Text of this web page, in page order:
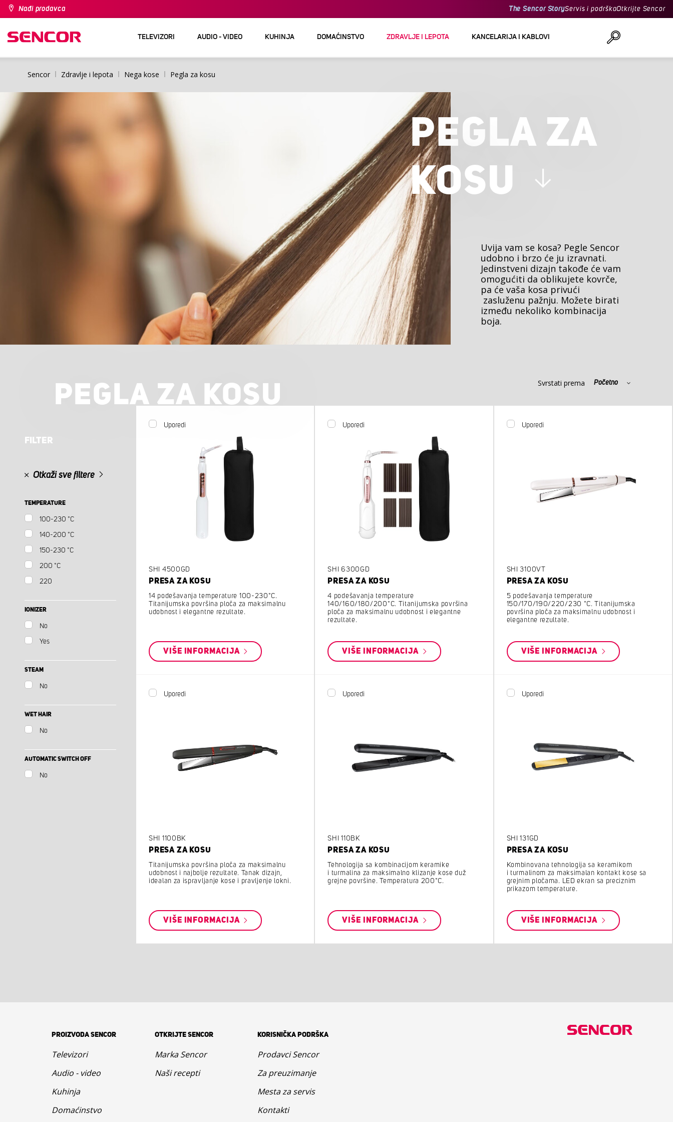
Nađi prodavca The Sencor StoryServis i podrškaOtkrijte Sencor
TELEVIZORI AUDIO - VIDEO KUHINJA DOMAĆINSTVO ZDRAVLJE I LEPOTA KANCELARIJA I KABLOVI
Sencor Zdravlje i lepota Nega kose Pegla za kosu
PEGLA ZA
KOSU
Uvija vam se kosa? Pegle Sencor
udobno i brzo će ju izravnati.
Jedinstveni dizajn takođe će vam
omogućiti da oblikujete kovrče,
pa će vaša kosa privući
zasluženu pažnju. Možete birati
između nekoliko kombinacija
boja.
PEGLA ZA KOSU Svrstati prema Početno
FILTER
Otkaži sve filtere
TEMPERATURE
100-230 °C
140-200 °C
150-230 °C
200 °C
220
IONIZER
No
Yes
STEAM
No
WET HAIR
No
AUTOMATIC SWITCH OFF
No
Uporedi
SHI 4500GD
PRESA ZA KOSU
14 podešavanja temperature 100-230°C.
Titanijumska površina ploča za maksimalnu
udobnost i elegantne rezultate.
VIŠE INFORMACIJA
Uporedi
SHI 6300GD
PRESA ZA KOSU
4 podešavanja temperature
140/160/180/200°C. Titanijumska površina
ploča za maksimalnu udobnost i elegantne
rezultate.
VIŠE INFORMACIJA
Uporedi
SHI 3100VT
PRESA ZA KOSU
5 podešavanja temperature
150/170/190/220/230 °C. Titanijumska
površina ploča za maksimalnu udobnost i
elegantne rezultate.
VIŠE INFORMACIJA
Uporedi
SHI 1100BK
PRESA ZA KOSU
Titanijumska površina ploča za maksimalnu
udobnost i najbolje rezultate. Tanak dizajn,
idealan za ispravljanje kose i pravljenje lokni.
VIŠE INFORMACIJA
Uporedi
SHI 110BK
PRESA ZA KOSU
Tehnologija sa kombinacijom keramike
i turmalina za maksimalno klizanje kose duž
grejne površine. Temperatura 200°C.
VIŠE INFORMACIJA
Uporedi
SHI 131GD
PRESA ZA KOSU
Kombinovana tehnologija sa keramikom
i turmalinom za maksimalan kontakt kose sa
grejnim pločama. LED ekran sa preciznim
prikazom temperature.
VIŠE INFORMACIJA
PROIZVODA SENCOR
Televizori
Audio - video
Kuhinja
Domaćinstvo
OTKRIJTE SENCOR
Marka Sencor
Naši recepti
KORISNIČKA PODRŠKA
Prodavci Sencor
Za preuzimanje
Mesta za servis
Kontakti